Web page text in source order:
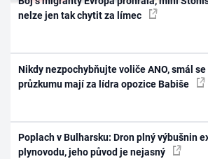
nelze jen tak chytit za límec
Nikdy nezpochybňujte voliče ANO, smál
průzkumu mají za lídra opozice Babiše
Poplach v Bulharsku: Dron plný výbušnin
plynovodu, jeho původ je nejasný